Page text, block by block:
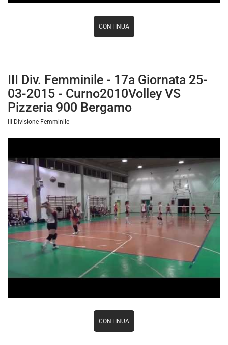
CONTINUA
III Div. Femminile - 17a Giornata 25-
03-2015 - Curno2010Volley VS
Pizzeria 900 Bergamo
III DIvisione Femminile
CONTINUA